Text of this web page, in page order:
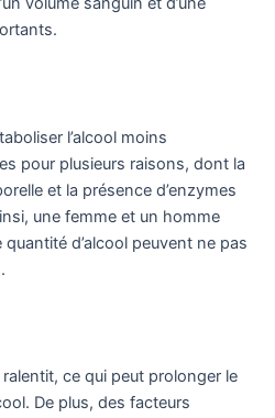
l’alcool moins
pour plusieurs raisons, dont la
et la présence d’enzymes
une femme et un homme
d’alcool peuvent ne pas
ralentit, ce qui peut prolonger le
De plus, des facteurs